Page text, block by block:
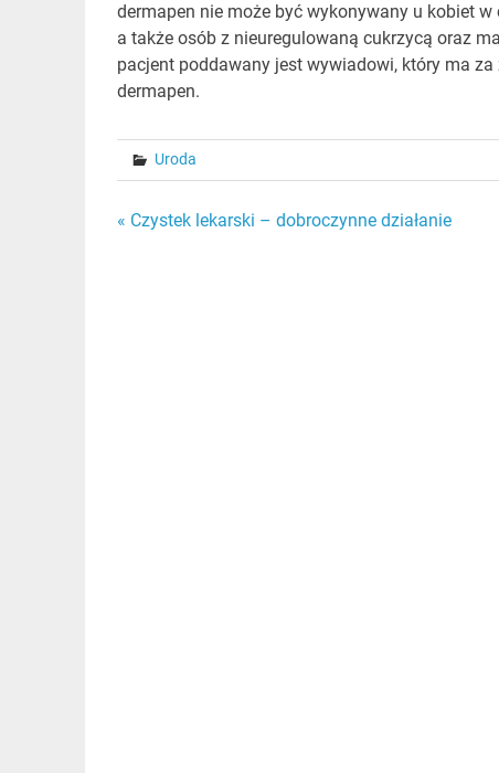
dermapen nie może być wykonywany u kobiet
a także osób z nieuregulowaną cukrzycą oraz
pacjent poddawany jest wywiadowi, który ma
dermapen.
Uroda
Nawigacja
« Czystek lekarski – dobroczynne działanie